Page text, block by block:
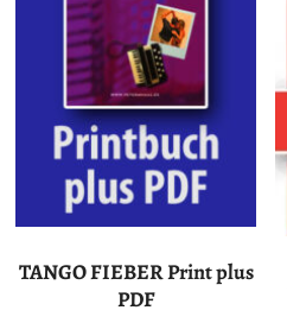
TANGO FIEBER Print plus
PDF